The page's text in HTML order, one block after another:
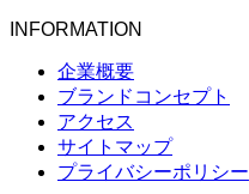
INFORMATION
企業概要
ブランドコンセプト
アクセス
サイトマップ
プライバシーポリシー